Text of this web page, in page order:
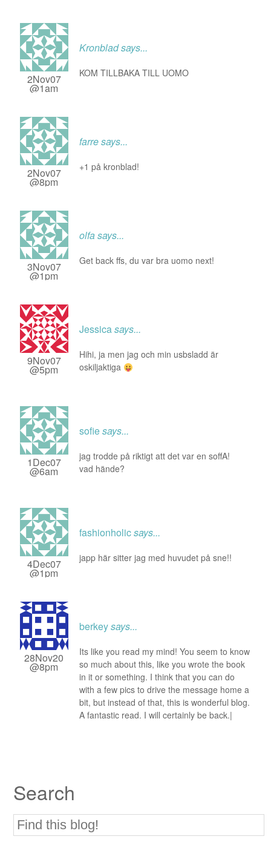
2Nov07
@1am
Kronbladsays...
KOM TILLBAKA TILL UOMO
2Nov07
@8pm
farresays...
+1 på kronblad!
3Nov07
@1pm
olfasays...
Get back ffs, du var bra uomo next!
9Nov07
@5pm
Jessicasays...
Hihi, ja men jag och min usbsladd är
oskiljaktiga
1Dec07
@6am
sofiesays...
jag trodde på riktigt att det var en soffA!
vad hände?
4Dec07
@1pm
fashionholicsays...
japp här sitter jag med huvudet på sne!!
28Nov20
@8pm
berkeysays...
Its like you read my mind! You seem to know
so much about this, like you wrote the book
in it or something. I think that you can do
with a few pics to drive the message home a
bit, but instead of that, this is wonderful blog.
A fantastic read. I will certainly be back.|
Search